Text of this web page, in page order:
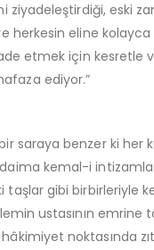
ziyadeleştirdiği, eski
herkesin eline
etmek için kesretle
ediyor.”
saraya benzer ki
kemal-i
taşlar gibi birbirleriyle
ustasının
noktasında